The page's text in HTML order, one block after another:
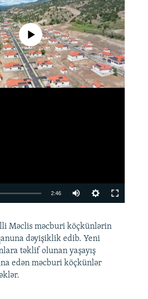
source currently available
2:46
360p
480p
720p
Məclis məcburi köçkünlərin
dəyişiklik edib. Yeni
təklif olunan yaşayış
edən məcburi köçkünlər